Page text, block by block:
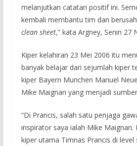
melanjutkan catatan positif ini.
kembali membantu tim dan
clean sheet,” kata Argney, Senin 27
Kiper kelahiran 23 Mei 2006 itu
banyak belajar dari sejumlah kiper
kiper Bayern Munchen Manuel
Mike Maignan yang menjadi
“Di Prancis, salah satu penjaga
inspirator saya ialah Mike Maignan.
kiper utama Timnas Prancis di level